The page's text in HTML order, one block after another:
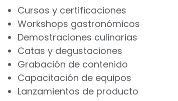
Cursos y certificaciones
Workshops gastronómicos
Demostraciones culinarias
Catas y degustaciones
Grabación de contenido
Capacitación de equipos
Lanzamientos de producto